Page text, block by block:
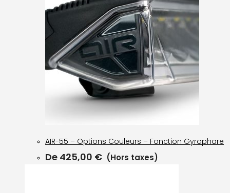
AIR-55 – Options Couleurs – Fonction Gyrophare
De 425,00 € (Hors taxes)